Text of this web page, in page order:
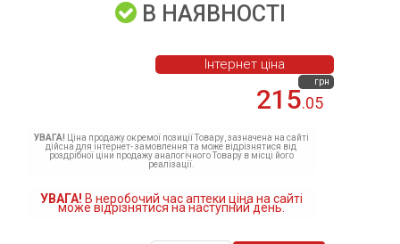
В НАЯВНОСТІ
215.05
грн
Інтернет ціна
УВАГА! Ціна продажу окремої позиції Товару, зазначена на сайті
дійсна для інтернет- замовлення та може відрізнятися від
роздрібної ціни продажу аналогічного Товару в місці його
реалізації.
УВАГА! В неробочий час аптеки ціна на сайті
може відрізнятися на наступний день.